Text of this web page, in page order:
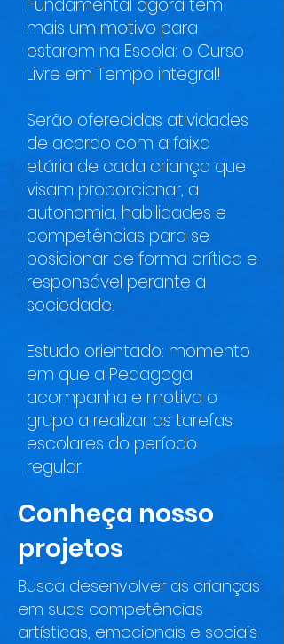
Fundamental agora têm
mais um motivo para
estarem na Escola: o Curso
Livre em Tempo integral!
Serão oferecidas atividades
de acordo com a faixa
etária de cada criança que
visam proporcionar, a
autonomia, habilidades e
competências para se
posicionar de forma crítica e
responsável perante a
sociedade.
Estudo orientado: momento
em que a Pedagoga
acompanha e motiva o
grupo a realizar as tarefas
escolares do período
regular.
Conheça nosso
projetos
Busca desenvolver as crianças
em suas competências
artísticas, emocionais e sociais